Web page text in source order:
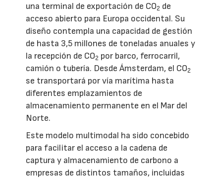
una terminal de exportación de CO2 de
acceso abierto para Europa occidental. Su
diseño contempla una capacidad de gestión
de hasta 3,5 millones de toneladas anuales y
la recepción de CO2 por barco, ferrocarril,
camión o tubería. Desde Ámsterdam, el CO2
se transportará por vía marítima hasta
diferentes emplazamientos de
almacenamiento permanente en el Mar del
Norte.
Este modelo multimodal ha sido concebido
para facilitar el acceso a la cadena de
captura y almacenamiento de carbono a
empresas de distintos tamaños, incluidas